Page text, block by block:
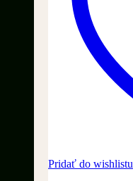
Pridať do wishlistu